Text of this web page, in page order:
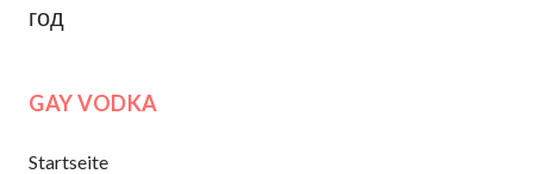
год
GAY VODKA
Startseite